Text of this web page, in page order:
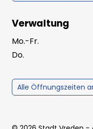
Verwaltung
Mo.-Fr.
Do.
Alle Öffnungszeiten